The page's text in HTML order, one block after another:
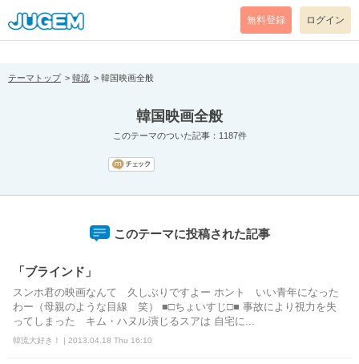
[pear_error: message="Success" code=0 mode=return level=notice
prefix="" info=""]
無料登録 ログイン
テーマトップ 韓流 韓国映画全般
韓国映画全般
このテーマのついた記事：1187件
このテーマに投稿された記事
「ブラインド」
スンホ君の映画なんて 久しぶりですよー ホント いい青年になった
わー（母親のような目線 笑） ■□ちょいすじ□■ 事故により視力を失
ってしまった キム・ハヌル演じるスアは 自宅に...
韓流大好き！ | 2013.04.18 Thu 16:10